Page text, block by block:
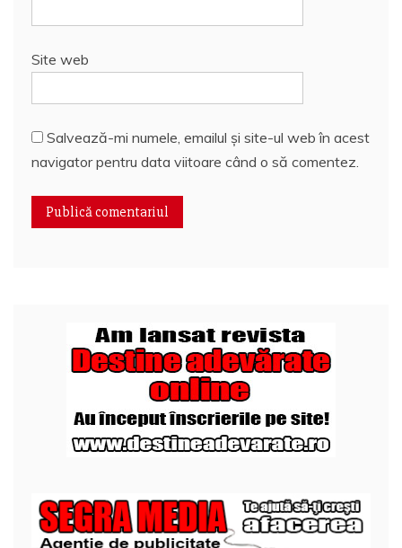
Site web
Salvează-mi numele, emailul și site-ul web în acest
navigator pentru data viitoare când o să comentez.